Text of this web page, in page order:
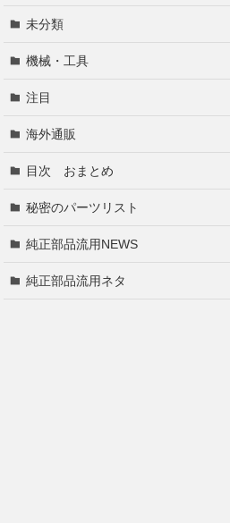
未分類
機械・工具
注目
海外通販
目次 おまとめ
秘密のパーツリスト
純正部品流用NEWS
純正部品流用ネタ